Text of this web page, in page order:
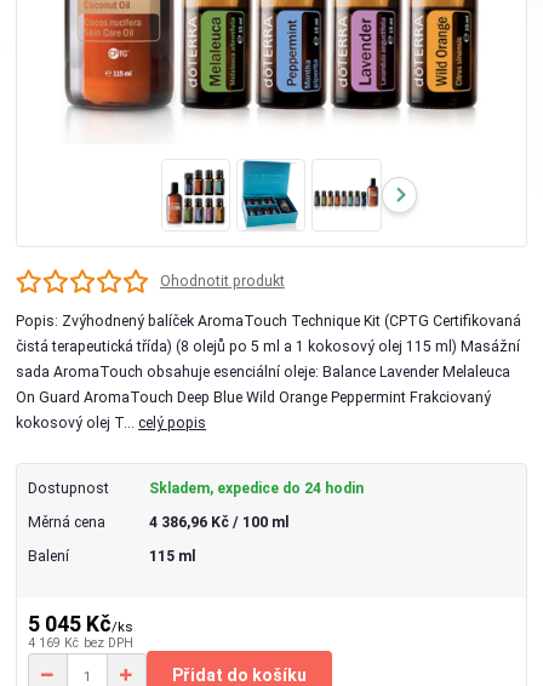
Ohodnotit produkt
Popis: Zvýhodnený balíček AromaTouch Technique Kit (CPTG Certifikovaná
čistá terapeutická třída) (8 olejů po 5 ml a 1 kokosový olej 115 ml) Masážní
sada AromaTouch obsahuje esenciální oleje: Balance Lavender Melaleuca
On Guard AromaTouch Deep Blue Wild Orange Peppermint Frakciovaný
kokosový olej T...celý popis
Dostupnost Skladem, expedice do 24 hodin
Měrná cena 4 386,96 Kč / 100 ml
Balení 115 ml
5 045 Kč/ks
4 169 Kč bez DPH
Přidat do košíku